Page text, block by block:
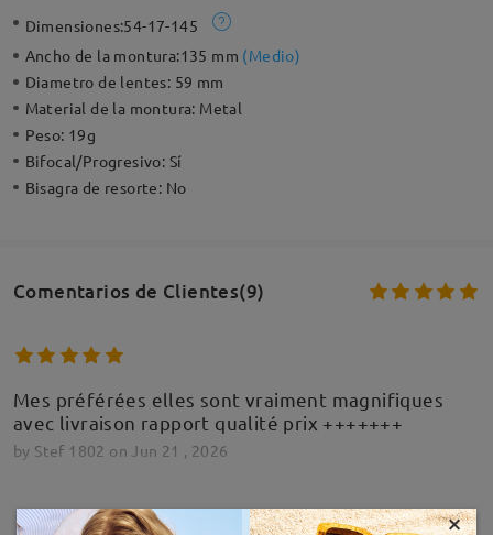
Dimensiones:54-17-145
Ancho de la montura:135 mm (Medio)
Diametro de lentes: 59 mm
Material de la montura: Metal
Peso: 19g
Bifocal/Progresivo: Sí
Bisagra de resorte: No
Comentarios de Clientes(9)
Mes préférées elles sont vraiment magnifiques
avec livraison rapport qualité prix +++++++
by Stef 1802 on Jun 21 , 2026
×